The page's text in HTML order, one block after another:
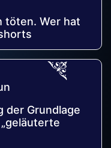
töten. Wer hat
der Grundlage